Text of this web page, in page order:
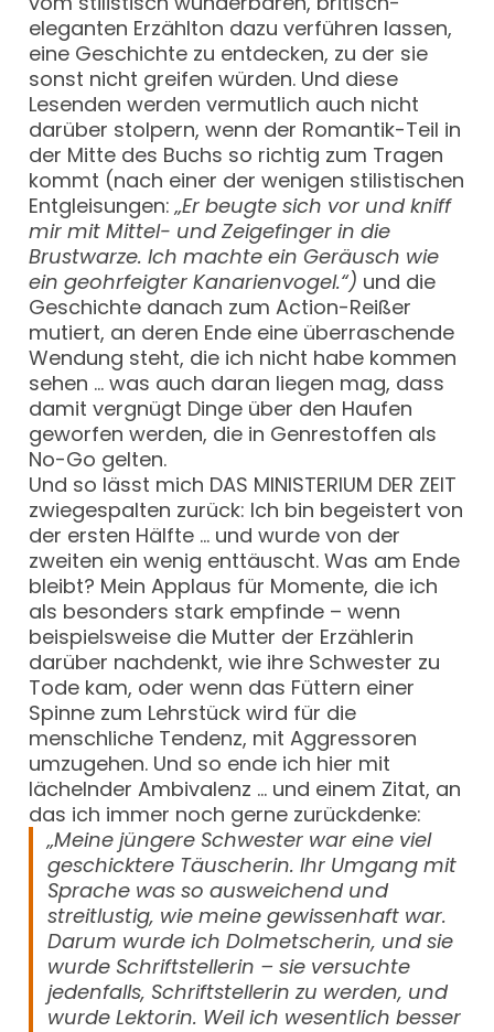
eleganten Erzählton dazu verführen lassen,
eine Geschichte zu entdecken, zu der sie
sonst nicht greifen würden. Und diese
Lesenden werden vermutlich auch nicht
darüber stolpern, wenn der Romantik-Teil in
der Mitte des Buchs so richtig zum Tragen
kommt (nach einer der wenigen stilistischen
Entgleisungen:„Er beugte sich vor und kniff
mir mit Mittel- und Zeigefinger in die
Brustwarze. Ich machte ein Geräusch wie
ein geohrfeigter Kanarienvogel.“) und die
Geschichte danach zum Action-Reißer
mutiert, an deren Ende eine überraschende
Wendung steht, die ich nicht habe kommen
sehen … was auch daran liegen mag, dass
damit vergnügt Dinge über den Haufen
geworfen werden, die in Genrestoffen als
No-Go gelten.
Und so lässt mich DAS MINISTERIUM DER ZEIT
zwiegespalten zurück: Ich bin begeistert von
der ersten Hälfte … und wurde von der
zweiten ein wenig enttäuscht. Was am Ende
bleibt? Mein Applaus für Momente, die ich
als besonders stark empfinde – wenn
beispielsweise die Mutter der Erzählerin
darüber nachdenkt, wie ihre Schwester zu
Tode kam, oder wenn das Füttern einer
Spinne zum Lehrstück wird für die
menschliche Tendenz, mit Aggressoren
umzugehen. Und so ende ich hier mit
lächelnder Ambivalenz … und einem Zitat, an
das ich immer noch gerne zurückdenke:
„Meine jüngere Schwester war eine viel
geschicktere Täuscherin. Ihr Umgang mit
Sprache was so ausweichend und
streitlustig, wie meine gewissenhaft war.
Darum wurde ich Dolmetscherin, und sie
wurde Schriftstellerin – sie versuchte
jedenfalls, Schriftstellerin zu werden, und
wurde Lektorin. Weil ich wesentlich besser